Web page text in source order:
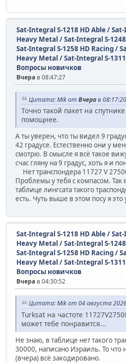
Sat-Integral S-1218 HD Able /
Heavy Metal / Sat-Integral S-
Sat-Integral S-1258 HD Racing /
Heavy Metal / Sat-Integral S-
Вопросы новичков
Вчера в 08:47:27
Цитата: Mik от Вчерав 08:17:20
Точно такой пакет на
помощнее.
А ты уверен, что ты видел 9
42 градусе. Естественно они у
смотрю. В смысле я всё такое
счас гляну на 9 градус, хоть я и
Нет транспондера 11727 V
Проблемы у тебя с компасом. Так
таблице лингсата такого
есть. Чуть выше в этом посу я это
Sat-Integral S-1218 HD Able /
Heavy Metal / Sat-Integral S-
Sat-Integral S-1258 HD Racing /
Heavy Metal / Sat-Integral S-
Вопросы новичков
Вчера в 04:30:52
Цитата: Mik от 04 августа
Turksat на частоте
может тебе понравится...
Не знаю, в таблице нет такого
30000, написано Израиль. То
(вчера) всё закодировано.